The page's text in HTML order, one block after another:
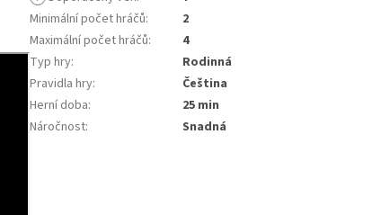
Minimální počet hráčů:
2
Maximální počet hráčů:
4
Typ hry:
Rodinná
Pravidla hry:
Čeština
Herní doba:
25 min
Náročnost: Snadná